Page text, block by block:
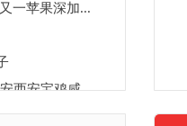
一苹果深加...
西安宝鸡咸...